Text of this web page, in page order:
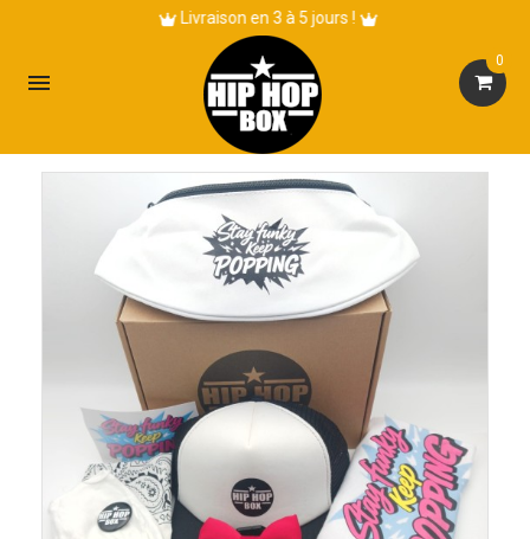
Livraison en 3 à 5 jours !

0